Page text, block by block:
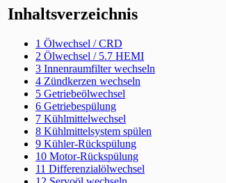
Inhaltsverzeichnis
1 Ölwechsel / CRD
2 Ölwechsel / 5.7 HEMI
3 Innenraumfilter wechseln
4 Zündkerzen wechseln
5 Getriebeölwechsel
6 Getriebespülung
7 Kühlmittelwechsel
8 Kühlmittelsystem spülen
9 Kühler-Rückspülung
10 Motor-Rückspülung
11 Differenzialölwechsel